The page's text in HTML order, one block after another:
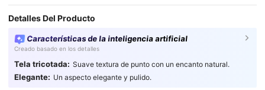
Detalles Del Producto
Características de la inteligencia artificial
Creado basado en los detalles
Tela tricotada: Suave textura de punto con un encanto natural.
Elegante: Un aspecto elegante y pulido.